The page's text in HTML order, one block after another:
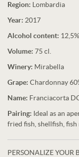
Region: Lombardia
Year: 2017
Alcohol content: 12,5%
Volume: 75 cl.
Winery: Mirabella
Grape: Chardonnay
Name: Franciacorta
Pairing: Ideal as an
fried fish, shellfish, fish
PERSONALIZE YOUR